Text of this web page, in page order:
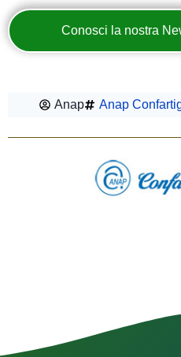
Conosci la nostra
Anap Anap